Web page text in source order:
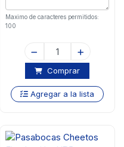
Maximo de caracteres permitidos:
100
Comprar
Agregar a la lista